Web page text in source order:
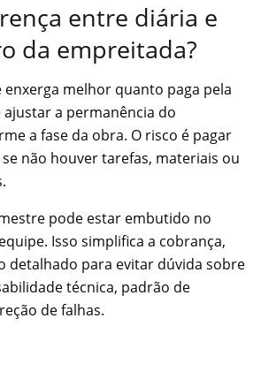
entre diária e
da empreitada?
enxerga melhor quanto paga pela
a permanência do
a fase da obra. O risco é pagar
não houver tarefas, materiais ou
pode estar embutido no
Isso simplifica a cobrança,
detalhado para evitar dúvida sobre
técnica, padrão de
de falhas.